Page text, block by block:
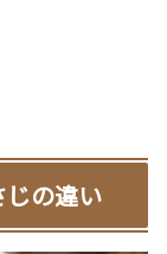
じの違い